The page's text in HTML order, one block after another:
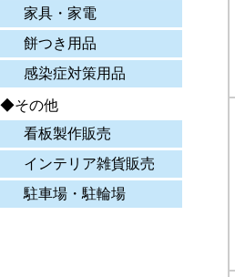
家具・家電
餅つき用品
感染症対策用品
◆その他
看板製作販売
インテリア雑貨販売
駐車場・駐輪場